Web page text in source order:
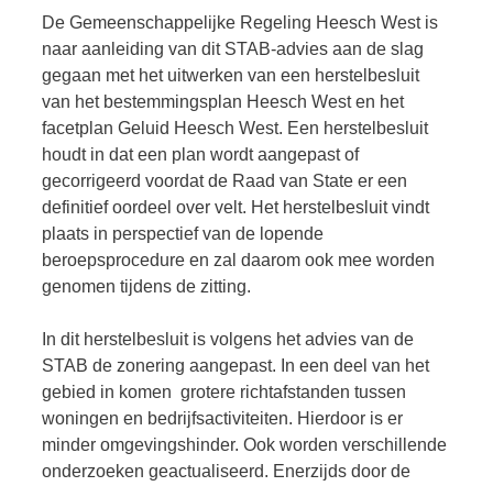
De Gemeenschappelijke Regeling Heesch West is
naar aanleiding van dit STAB-advies aan de slag
gegaan met het uitwerken van een herstelbesluit
van het bestemmingsplan Heesch West en het
facetplan Geluid Heesch West. Een herstelbesluit
houdt in dat een plan wordt aangepast of
gecorrigeerd voordat de Raad van State er een
definitief oordeel over velt. Het herstelbesluit vindt
plaats in perspectief van de lopende
beroepsprocedure en zal daarom ook mee worden
genomen tijdens de zitting.
In dit herstelbesluit is volgens het advies van de
STAB de zonering aangepast. In een deel van het
gebied in komen grotere richtafstanden tussen
woningen en bedrijfsactiviteiten. Hierdoor is er
minder omgevingshinder. Ook worden verschillende
onderzoeken geactualiseerd. Enerzijds door de